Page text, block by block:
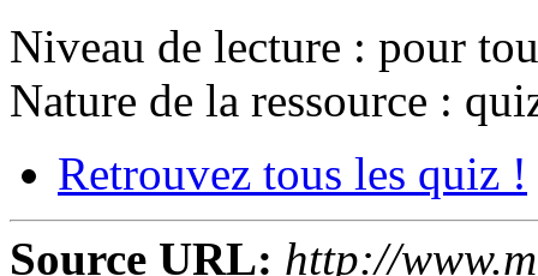
Niveau de lecture : pour
Nature de la ressource :
Retrouvez tous les quiz !
Source URL: http://